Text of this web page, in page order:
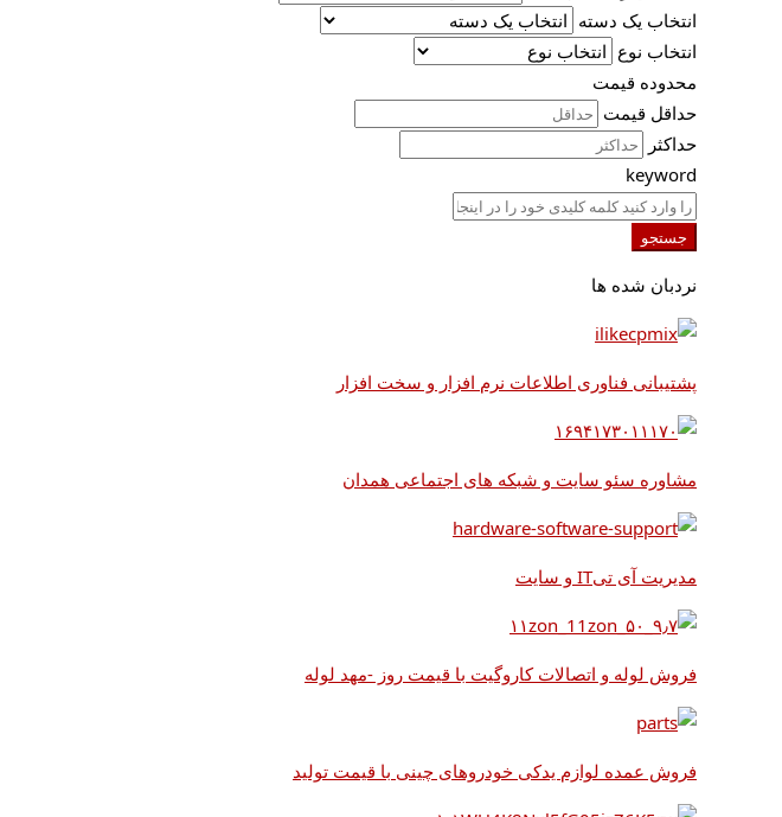
انتخاب یک دسته
انتخاب نوع
محدوده قیمت
حداقل قیمت
حداکثر
keyword
جستجو
نردبان شده ها
پشتیبانی فناوری اطلاعات نرم افزار و سخت افزار
مشاوره سئو سایت و شبکه های اجتماعی همدان
مدیریت آی تیIT و سایت
فروش لوله و اتصالات کاروگیت با قیمت روز -مهد لوله
فروش عمده لوازم یدکی خودروهای چینی با قیمت تولید